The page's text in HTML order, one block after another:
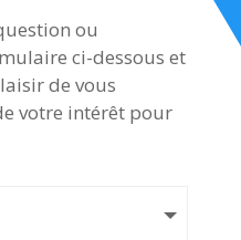
ou
ci-dessous et
de vous
votre intérêt pour